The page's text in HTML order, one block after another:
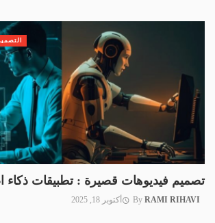
تصميم فيديوهات قصيرة : تطبيقات ذكاء
By RAMI RIHAVI أكتوبر 18, 2025